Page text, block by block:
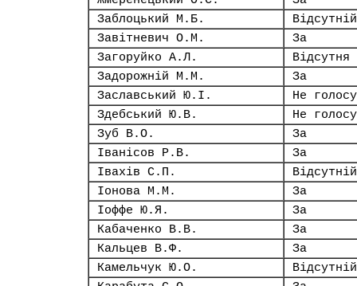
Заблоцький М.Б.
Відсутній
Завітневич О.М.
За
Загоруйко А.Л.
Відсутня
Задорожній М.М.
За
Заславський Ю.І.
Не
Здебський Ю.В.
Не
Зуб В.О.
За
Іванісов Р.В.
За
Івахів С.П.
Відсутній
Іонова М.М.
За
Іоффе Ю.Я.
За
Кабаченко В.В.
За
Кальцев В.Ф.
За
Камельчук Ю.О.
Відсутній